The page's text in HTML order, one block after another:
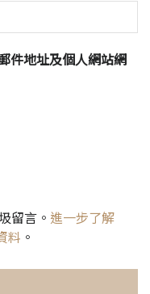
件地址及個人網站網
留言。 進一步了解
料 。